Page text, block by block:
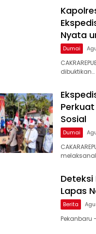
Nyata
Dumai
dibuktikan…
Sosial
Dumai
Lapas
Berita
Pekanbaru